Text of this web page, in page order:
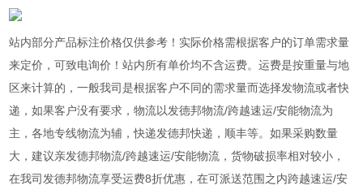
站内部分产品标注价格仅供参考！实际价格需根据客户的订单需求量
来定价，可致电询价！站内所有单价均不含运费。运费是按重量与地
区来计算的，一般我司是根据客户不同的需求量而选择发物流或者快
递，如果客户没有要求，物流以发德邦物流/跨越速运/安能物流为
主，各地专线物流为辅，快递发德邦快递，顺丰等。如果采购数量
大，建议亲发德邦物流/跨越速运/安能物流，货物破损率相对较小，
在我司发德邦物流享受运费8折优惠，在可派送范围之内跨越速运/安